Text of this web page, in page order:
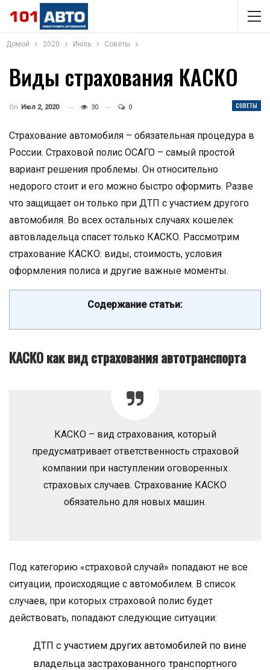
Домой 2020 Июль Советы
Виды страхования КАСКО
СОВЕТЫ
On Июл 2, 2020 30 0
Страхование автомобиля – обязательная процедура в
России. Страховой полис ОСАГО – самый простой
вариант решения проблемы. Он относительно
недорого стоит и его можно быстро оформить. Разве
что защищает он только при ДТП с участием другого
автомобиля. Во всех остальных случаях кошелек
автовладельца спасет только КАСКО. Рассмотрим
страхование КАСКО: виды, стоимость, условия
оформления полиса и другие важные моменты.
Содержание статьи:
КАСКО как вид страхования автотранспорта
КАСКО – вид страхования, который
предусматривает ответственность страховой
компании при наступлении оговоренных
страховых случаев. Страхование КАСКО
обязательно для новых машин.
Под категорию «страховой случай» попадают не все
ситуации, происходящие с автомобилем. В список
случаев, при которых страховой полис будет
действовать, попадают следующие ситуации:
ДТП с участием других автомобилей по вине
владельца застрахованного транспортного